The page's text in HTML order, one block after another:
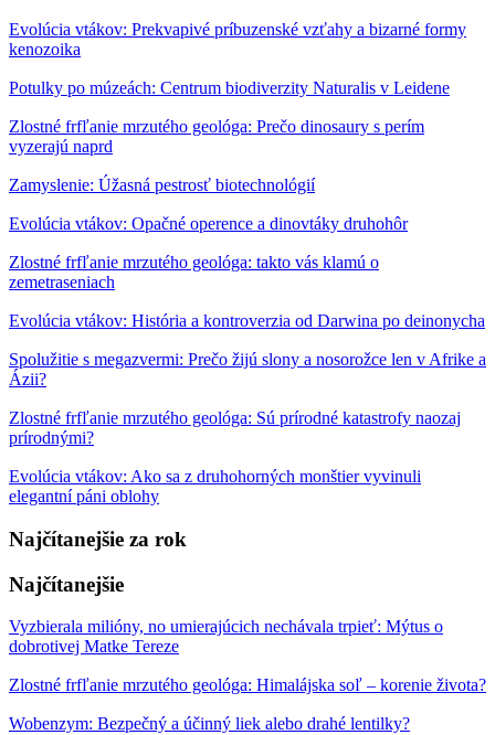
Evolúcia vtákov: Prekvapivé príbuzenské vzťahy a bizarné formy
kenozoika
Potulky po múzeách: Centrum biodiverzity Naturalis v Leidene
Zlostné frfľanie mrzutého geológa: Prečo dinosaury s perím
vyzerajú naprd
Zamyslenie: Úžasná pestrosť biotechnológií
Evolúcia vtákov: Opačné operence a dinovtáky druhohôr
Zlostné frfľanie mrzutého geológa: takto vás klamú o
zemetraseniach
Evolúcia vtákov: História a kontroverzia od Darwina po deinonycha
Spolužitie s megazvermi: Prečo žijú slony a nosorožce len v Afrike a
Ázii?
Zlostné frfľanie mrzutého geológa: Sú prírodné katastrofy naozaj
prírodnými?
Evolúcia vtákov: Ako sa z druhohorných monštier vyvinuli
elegantní páni oblohy
Najčítanejšie za rok
Najčítanejšie
Vyzbierala milióny, no umierajúcich nechávala trpieť: Mýtus o
dobrotivej Matke Tereze
Zlostné frfľanie mrzutého geológa: Himalájska soľ – korenie života?
Wobenzym: Bezpečný a účinný liek alebo drahé lentilky?